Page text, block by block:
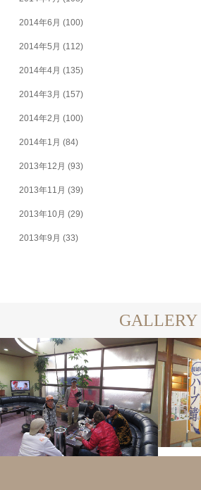
2014年6月 (100)
2014年5月 (112)
2014年4月 (135)
2014年3月 (157)
2014年2月 (100)
2014年1月 (84)
2013年12月 (93)
2013年11月 (39)
2013年10月 (29)
2013年9月 (33)
GALLERY